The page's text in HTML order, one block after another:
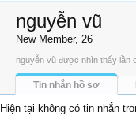
nguyễn vũ
New Member, 26
nguyễn vũ được nhìn thấy lần
Tin nhắn hồ sơ
Hiện tại không có tin nhắn